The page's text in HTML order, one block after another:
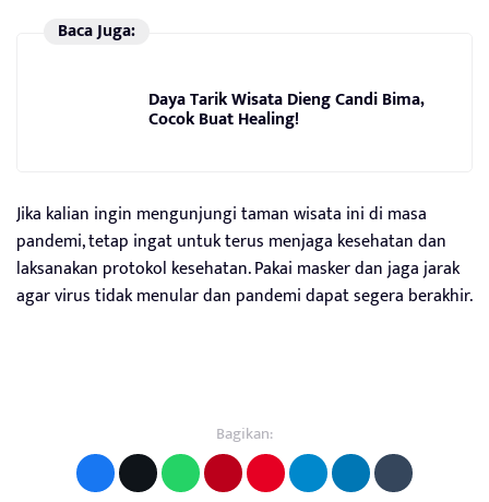
Baca Juga:
Daya Tarik Wisata Dieng Candi Bima,
Cocok Buat Healing!
Jika kalian ingin mengunjungi taman wisata ini di masa
pandemi, tetap ingat untuk terus menjaga kesehatan dan
laksanakan protokol kesehatan. Pakai masker dan jaga jarak
agar virus tidak menular dan pandemi dapat segera berakhir.
Bagikan: